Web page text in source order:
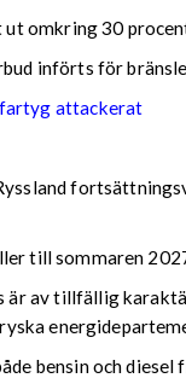
omkring 30
införts för
attackerat
till sommaren
är av tillfällig
bensin och